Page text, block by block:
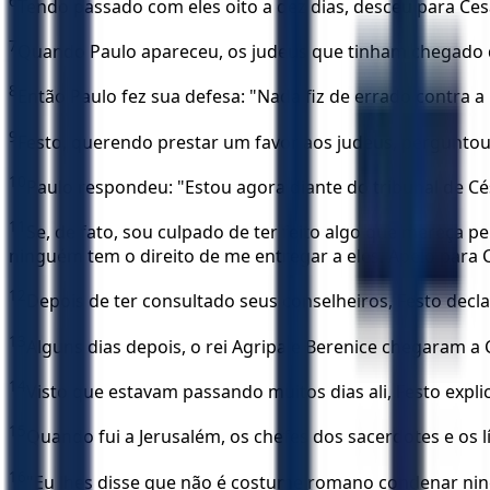
Tendo passado com eles oito a dez dias, desceu para
7 Quando Paulo apareceu, os judeus que tinham
8 Então Paulo fez sua defesa: "Nada fiz de errado
9 Festo, querendo prestar um favor aos judeus,
10 Paulo respondeu: "Estou agora diante do tribunal de
11
Se, de fato, sou culpado de ter feito algo que mereça
ninguém tem o direito de me entregar a eles. Apelo para
12 Depois de ter consultado seus conselheiros, Festo
13 Alguns dias depois, o rei Agripa e Berenice chegaram
14 Visto que estavam passando muitos dias ali, Festo
15 Quando fui a Jerusalém, os chefes dos sacerdotes e
16 "Eu lhes disse que não é costume romano condenar